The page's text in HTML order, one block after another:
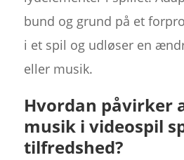
bund og grund på et
i et spil og udløser en
eller musik.
Hvordan påvirker
musik i videospil
tilfredshed?